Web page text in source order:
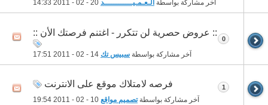
آخر مشاركة بواسطة الـعـمـيــــــــــــد 14:33
:: عروض حصرية لن تتكرر - اغتنم فرصتك الأن ::
آخر مشاركة بواسطة سبيس تك 17:51
0
فرصه لامتلاك موقع على الانترنت
آخر مشاركة بواسطةتصميم مواقع 19:54
1